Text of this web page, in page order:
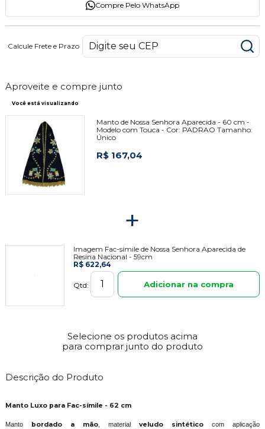
Compre Pelo WhatsApp
Calcule Frete e Prazo
Aproveite e compre junto
Você está visualizando
Manto de Nossa Senhora Aparecida - 60 cm -
Modelo com Touca - Cor: PADRAO Tamanho:
Único
R$ 167,04
+
Imagem Fac-símile de Nossa Senhora Aparecida de
Resina Nacional - 59cm
R$ 622,64
Qtd: Adicionar na compra
Selecione os produtos acima
para comprar junto do produto
Descrição do Produto
Manto Luxo para Fac-símile - 62 cm
Manto bordado a mão , materialveludo sintético com aplicação